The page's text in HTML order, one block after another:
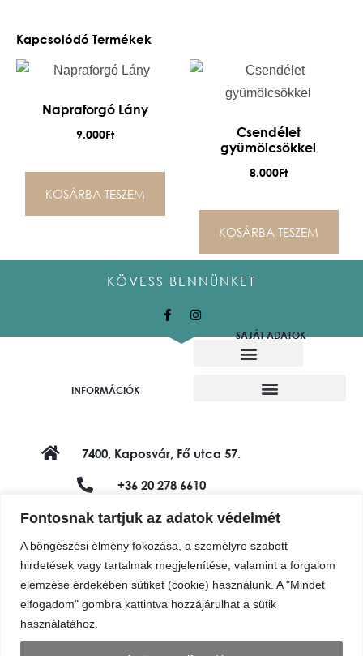
Fontosnak tartjuk az adatok védelmét
A böngészési élmény fokozása, a személyre szabott
hirdetések vagy tartalmak megjelenítése, valamint a forgalom
elemzése érdekében sütiket (cookie) használunk. A "Mindet
elfogadom" gombra kattintva hozzájárulhat a sütik
használatához.
Kapcsolódó Termékek
Napraforgó Lány
9.000Ft
KOSÁRBA TESZEM
Csendélet
gyümölcsökkel
8.000Ft
KOSÁRBA TESZEM
KÖVESS BENNÜNKET
INFORMÁCIÓK
SAJÁT ADATOK
7400, Kaposvár, Fő utca 57.
+36 20 278 6610
shop@vadviragalapitvany.hu